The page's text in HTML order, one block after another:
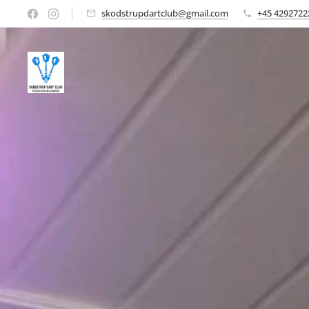
skodstrupdartclub@gmail.com +45